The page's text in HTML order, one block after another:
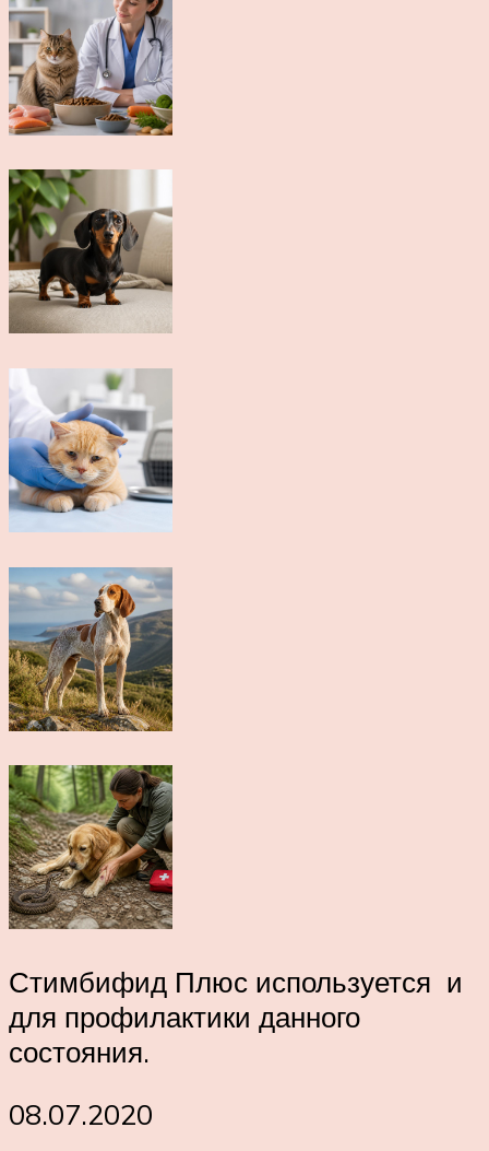
Стимбифид Плюс используется и
для профилактики данного
состояния.
08.07.2020